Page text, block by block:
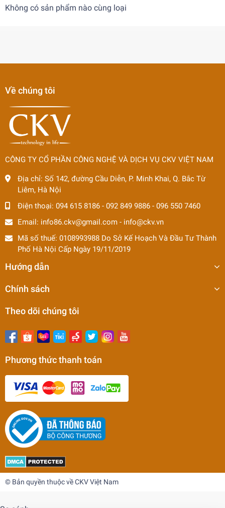
Không có sản phẩm nào cùng loại
Về chúng tôi
CÔNG TY CỔ PHẦN CÔNG NGHỆ VÀ DỊCH VỤ CKV VIỆT NAM
Địa chỉ: Số 142, đường Cầu Diễn, P. Minh Khai, Q. Bắc Từ
Liêm, Hà Nội
Điện thoại: 094 615 8186 - 092 849 9886 - 096 550 7460
Email: info86.ckv@gmail.com - info@ckv.vn
Mã số thuế: 0108993988 Do Sở Kế Hoạch Và Đầu Tư Thành
Phố Hà Nội Cấp Ngày 19/11/2019
Hướng dẫn
Chính sách
Theo dõi chúng tôi
Phương thức thanh toán
© Bản quyền thuộc về CKV Việt Nam
0₫
undefined